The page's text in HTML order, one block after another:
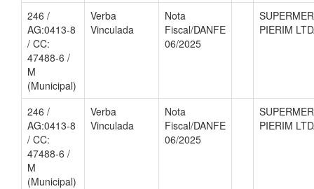
246 /
AG:0413-8
/ CC:
47488-6 /
M
(Municipal)
Verba
Vinculada
Nota
Fiscal/DANFE
06/2025
PIERIM
246 /
AG:0413-8
/ CC:
47488-6 /
M
(Municipal)
Verba
Vinculada
Nota
Fiscal/DANFE
06/2025
PIERIM